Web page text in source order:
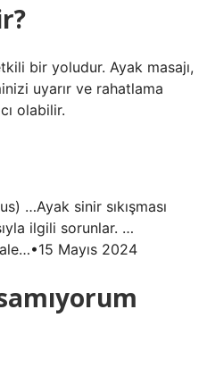
bir yoludur. Ayak masajı,
uyarır ve rahatlama
olabilir.
…Ayak sinir sıkışması
ilgili sorunlar. …
Mayıs 2024